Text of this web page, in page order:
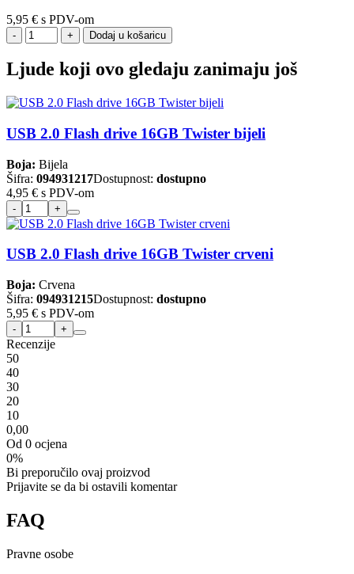
5,95 € s PDV-om
Dodaj u košaricu
Ljude koji ovo gledaju zanimaju još
USB 2.0 Flash drive 16GB Twister bijeli
Boja: Bijela
Šifra: 094931217Dostupnost: dostupno
4,95 € s PDV-om
USB 2.0 Flash drive 16GB Twister crveni
Boja: Crvena
Šifra: 094931215Dostupnost: dostupno
5,95 € s PDV-om
Recenzije
50
40
30
20
10
0,00
Od 0 ocjena
0%
Bi preporučilo ovaj proizvod
Prijavite se da bi ostavili komentar
FAQ
Pravne osobe